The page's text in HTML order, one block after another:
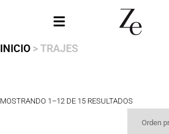
INICIO > TRAJES
MOSTRANDO 1–12 DE 15 RESULTADOS